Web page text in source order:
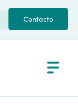
Contacto